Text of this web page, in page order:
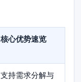
核心优势速览
支持需求分解与